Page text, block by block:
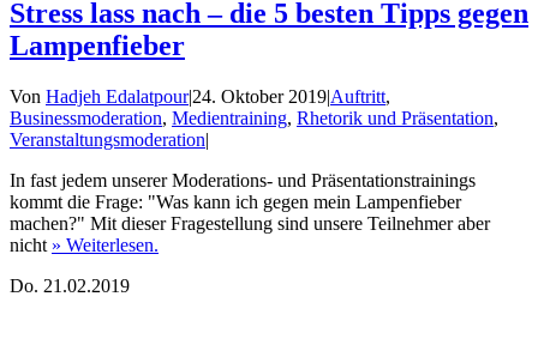
Stress lass nach – die 5 besten Tipps gegen
Lampenfieber
Von Hadjeh Edalatpour|24. Oktober 2019|Auftritt,
Businessmoderation, Medientraining, Rhetorik und Präsentation,
Veranstaltungsmoderation|
In fast jedem unserer Moderations- und Präsentationstrainings
kommt die Frage: "Was kann ich gegen mein Lampenfieber
machen?" Mit dieser Fragestellung sind unsere Teilnehmer aber
nicht » Weiterlesen.
Do. 21.02.2019